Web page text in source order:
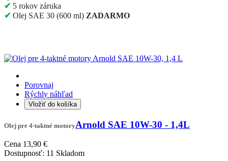
✔ 5 rokov záruka
✔ Olej SAE 30 (600 ml) ZADARMO
Porovnaj
Rýchly náhľad
Vložiť do košíka
Olej pre 4-taktné motoryArnold SAE 10W-30 - 1,4L
Cena 13,90 €
Dostupnosť: 11 Skladom